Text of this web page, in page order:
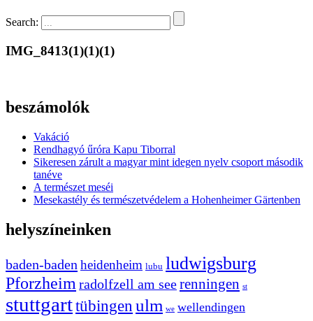
Search:
IMG_8413(1)(1)(1)
beszámolók
Vakáció
Rendhagyó űróra Kapu Tiborral
Sikeresen zárult a magyar mint idegen nyelv csoport második
tanéve
A természet meséi
Mesekastély és természetvédelem a Hohenheimer Gärtenben
helyszíneinken
baden-baden heidenheim lubu ludwigsburg
Pforzheim radolfzell am seerenningen st
stuttgarttübingen ulm we wellendingen